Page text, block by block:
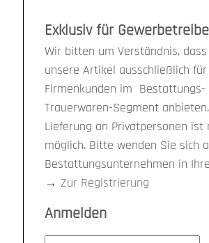
Exklusiv für
Wir bitten um Verständnis,
unsere Artikel ausschließlich für
Firmenkunden im Bestattungs-
Trauerwaren-Segment
Lieferung an Privatpersonen ist
möglich. Bitte wenden Sie sich
Bestattungsunternehmen in
→ Zur Registrierung
Anmelden